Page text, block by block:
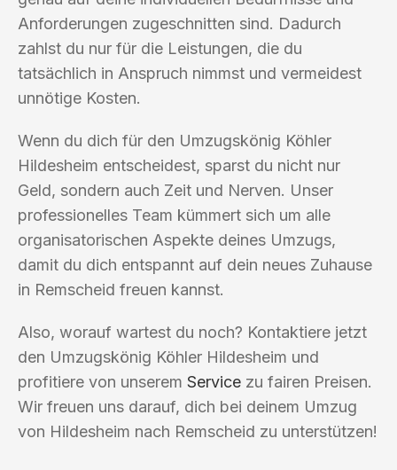
Anforderungen zugeschnitten sind. Dadurch
zahlst du nur für die Leistungen, die du
tatsächlich in Anspruch nimmst und vermeidest
unnötige Kosten.
Wenn du dich für den Umzugskönig Köhler
Hildesheim entscheidest, sparst du nicht nur
Geld, sondern auch Zeit und Nerven. Unser
professionelles Team kümmert sich um alle
organisatorischen Aspekte deines Umzugs,
damit du dich entspannt auf dein neues Zuhause
in Remscheid freuen kannst.
Also, worauf wartest du noch? Kontaktiere jetzt
den Umzugskönig Köhler Hildesheim und
profitiere von unserem Service zu fairen Preisen.
Wir freuen uns darauf, dich bei deinem Umzug
von Hildesheim nach Remscheid zu unterstützen!